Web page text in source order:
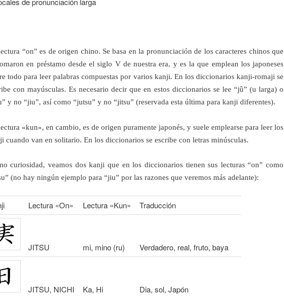
“on” es de origen chino. Se basa en la pronunciación de los caracteres chinos que
en préstamo desde el siglo V de nuestra era, y es la que emplean los japoneses
todo para leer palabras compuestas por varios kanji. En los diccionarios kanji-romaji se
con mayúsculas. Es necesario decir que en estos diccionarios se lee “jû” (u larga) o
y no “jiu”, así como “jutsu” y no “jitsu” (reservada esta última para kanji diferentes).
«kun», en cambio, es de origen puramente japonés, y suele emplearse para leer los
cuando van en solitario. En los diccionarios se escribe con letras minúsculas.
curiosidad, veamos dos kanji que en los diccionarios tienen sus lecturas “on” como
(no hay ningún ejemplo para “jiu” por las razones que veremos más adelante):
Lectura «On» Lectura «Kun» Traducción
JITSU mi, mino (ru) Verdadero, real, fruto, baya
JITSU, NICHI Ka, Hi Dia, sol, Japón